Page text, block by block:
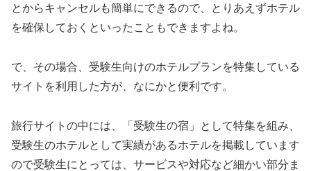
とからキャンセルも簡単にできるので、とりあえずホテル
を確保しておくといったこともできますよね。
で、その場合、受験生向けのホテルプランを特集している
サイトを利用した方が、なにかと便利です。
旅行サイトの中には、「受験生の宿」として特集を組み、
受験生のホテルとして実績があるホテルを掲載しています
ので受験生にとっては、サービスや対応など細かい部分ま